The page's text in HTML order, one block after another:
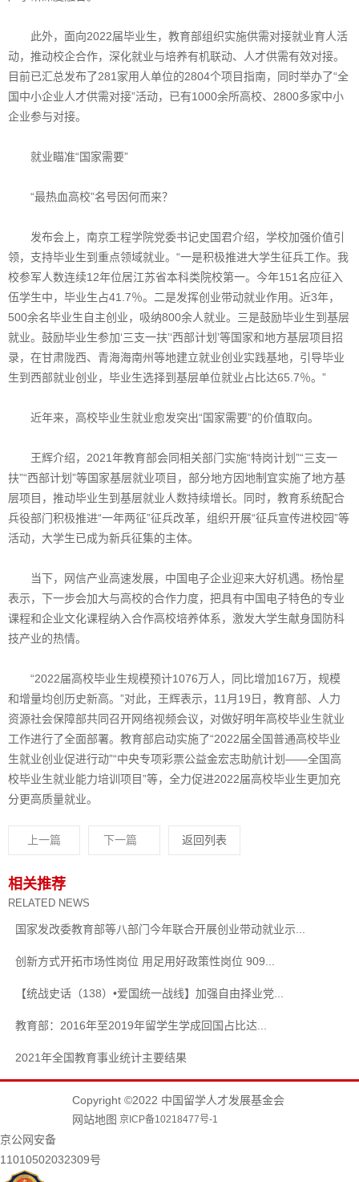
此外，面向2022届毕业生，教育部组织实施供需对接就业育人活
动，推动校企合作，深化就业与培养有机联动、人才供需有效对接。
目前已汇总发布了281家用人单位的2804个项目指南，同时举办了“全
国中小企业人才供需对接”活动，已有1000余所高校、2800多家中小
企业参与对接。
就业瞄准“国家需要”
“最热血高校”名号因何而来？
发布会上，南京工程学院党委书记史国君介绍，学校加强价值引
领，支持毕业生到重点领域就业。“一是积极推进大学生征兵工作。我
校参军人数连续12年位居江苏省本科类院校第一。今年151名应征入
伍学生中，毕业生占41.7％。二是发挥创业带动就业作用。近3年，
500余名毕业生自主创业，吸纳800余人就业。三是鼓励毕业生到基层
就业。鼓励毕业生参加‘三支一扶’‘西部计划’等国家和地方基层项目招
录，在甘肃陇西、青海海南州等地建立就业创业实践基地，引导毕业
生到西部就业创业，毕业生选择到基层单位就业占比达65.7％。”
近年来，高校毕业生就业愈发突出“国家需要”的价值取向。
王辉介绍，2021年教育部会同相关部门实施“特岗计划”“三支一
扶”“西部计划”等国家基层就业项目，部分地方因地制宜实施了地方基
层项目，推动毕业生到基层就业人数持续增长。同时，教育系统配合
兵役部门积极推进“一年两征”征兵改革，组织开展“征兵宣传进校园”等
活动，大学生已成为新兵征集的主体。
当下，网信产业高速发展，中国电子企业迎来大好机遇。杨怡星
表示，下一步会加大与高校的合作力度，把具有中国电子特色的专业
课程和企业文化课程纳入合作高校培养体系，激发大学生献身国防科
技产业的热情。
“2022届高校毕业生规模预计1076万人，同比增加167万，规模
和增量均创历史新高。”对此，王辉表示，11月19日，教育部、人力
资源社会保障部共同召开网络视频会议，对做好明年高校毕业生就业
工作进行了全面部署。教育部启动实施了“2022届全国普通高校毕业
生就业创业促进行动”“中央专项彩票公益金宏志助航计划——全国高
校毕业生就业能力培训项目”等，全力促进2022届高校毕业生更加充
分更高质量就业。
上一篇 下一篇 返回列表
相关推荐
RELATED NEWS
国家发改委教育部等八部门今年联合开展创业带动就业示...
创新方式开拓市场性岗位 用足用好政策性岗位 909...
【统战史话（138）•爱国统一战线】加强自由择业党...
教育部：2016年至2019年留学生学成回国占比达...
2021年全国教育事业统计主要结果
Copyright ©2022 中国留学人才发展基金会
网站地图 京ICP备10218477号-1
京公网安备
11010502032309号